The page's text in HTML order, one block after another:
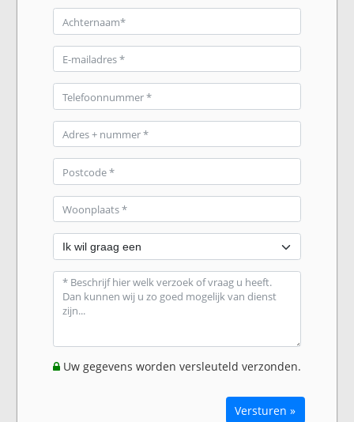
Uw gegevens worden versleuteld verzonden.
Versturen »